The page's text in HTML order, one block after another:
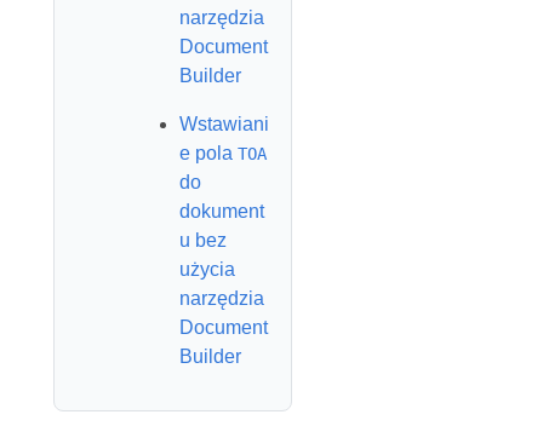
narzędzia
Document
Builder
Wstawiani
e pola TOA
do
dokument
u bez
użycia
narzędzia
Document
Builder